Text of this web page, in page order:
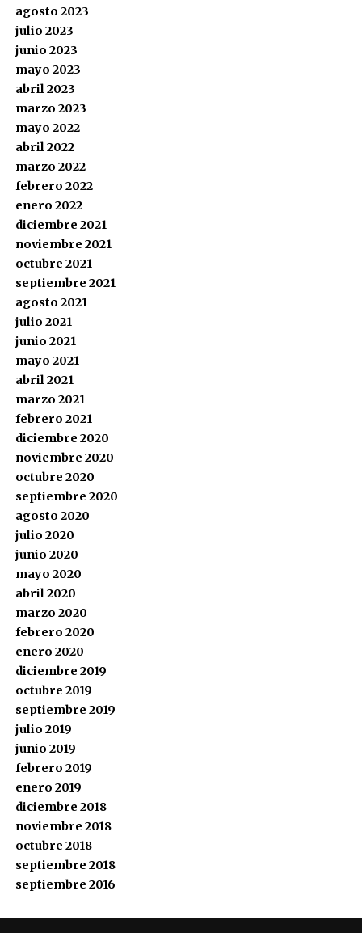
agosto 2023
julio 2023
junio 2023
mayo 2023
abril 2023
marzo 2023
mayo 2022
abril 2022
marzo 2022
febrero 2022
enero 2022
diciembre 2021
noviembre 2021
octubre 2021
septiembre 2021
agosto 2021
julio 2021
junio 2021
mayo 2021
abril 2021
marzo 2021
febrero 2021
diciembre 2020
noviembre 2020
octubre 2020
septiembre 2020
agosto 2020
julio 2020
junio 2020
mayo 2020
abril 2020
marzo 2020
febrero 2020
enero 2020
diciembre 2019
octubre 2019
septiembre 2019
julio 2019
junio 2019
febrero 2019
enero 2019
diciembre 2018
noviembre 2018
octubre 2018
septiembre 2018
septiembre 2016